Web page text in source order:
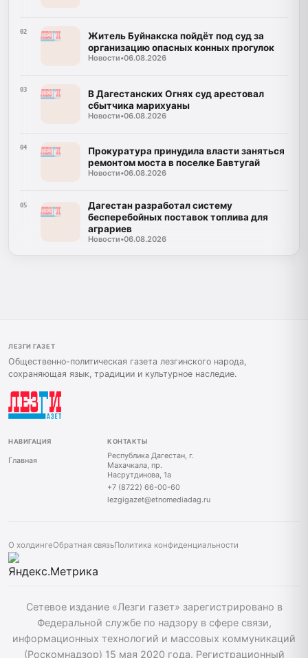
02
Житель Буйнакска пойдёт под суд за
организацию опасных конных прогулок
Новости•06.08.2026
03
В Дагестанских Огнях суд арестовал
сбытчика марихуаны
Новости•06.08.2026
04
Прокуратура принудила власти заняться
ремонтом моста в поселке Бавтугай
Новости•06.08.2026
05
Дагестан разработал систему
бесперебойных поставок топлива для
аграриев
Новости•06.08.2026
ЛЕЗГИ ГАЗЕТ
Общественно-политическая газета лезгинского народа,
сохраняющая язык, традиции и культурное наследие.
НАВИГАЦИЯ
Главная
КОНТАКТЫ
Республика Дагестан, г.
Махачкала, пр.
Насрутдинова, 1а
+7 (8722) 66-00-60
lezgigazet@etnomediadag.ru
О холдингеОбратная связьПолитика конфиденциальности
Сетевое издание «Лезги газет» зарегистрировано в
Федеральной службе по надзору в сфере связи,
информационных технологий и массовых коммуникаций
(Роскомнадзор) 15 мая 2020 года. Регистрационный